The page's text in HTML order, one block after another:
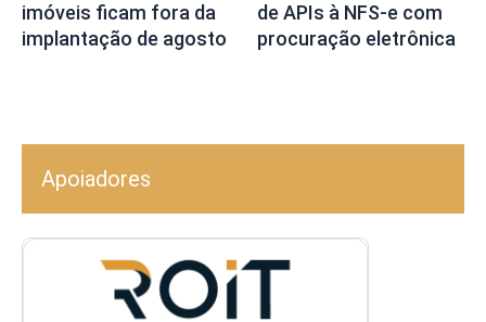
imóveis ficam fora da
implantação de agosto
de APIs à NFS-e com
procuração eletrônica
Apoiadores